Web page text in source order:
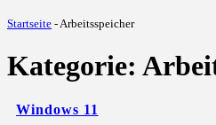
Startseite - Arbeitsspeicher
Kategorie:
Windows 11